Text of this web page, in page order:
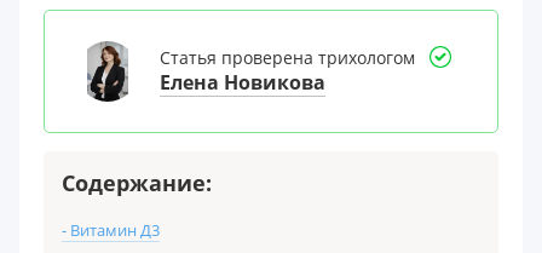
Статья проверена трихологом
Елена Новикова
Содержание:
- Витамин Д3